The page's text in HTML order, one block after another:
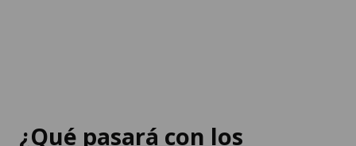
¿Qué pasará con los